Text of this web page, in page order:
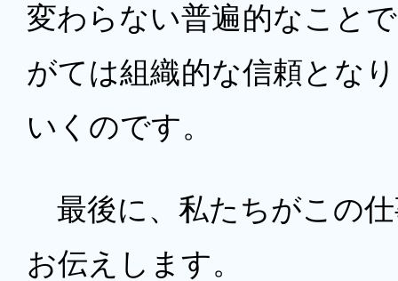
変わらない普遍的なこと
がては組織的な信頼とな
いくのです。
最後に、私たちがこの
お伝えします。